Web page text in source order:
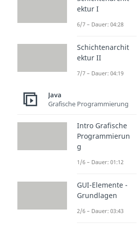
ektur I
6/7 – Dauer: 04:28
Schichtenarchit
ektur II
7/7 – Dauer: 04:19
Java
Grafische Programmierung
Intro Grafische
Programmierun
g
1/6 – Dauer: 01:12
GUI-Elemente -
Grundlagen
2/6 – Dauer: 03:43